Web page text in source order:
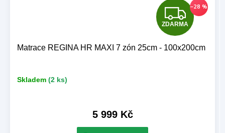
Z
D
A
ZDARMA
–28 %
Matrace REGINA HR MAXI 7 zón 25cm - 100x200cm
Skladem (2 ks)
5 999 Kč